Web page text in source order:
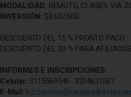
MODALIDAD: REMOTO, CLASES VIA
INVERSIÓN: $3.652.000
DESCUENTO DEL 15 % PRONTO PAGO
DESCUENTO DEL 20 % PARA
INFORMES E INSCRIPCIONES:
Celular: 3115569546- 3204631587
E-Mail: